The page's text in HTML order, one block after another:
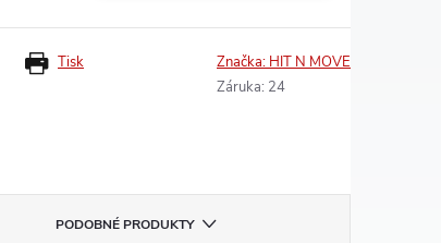
Tisk Značka: HIT N MOVE
Záruka: 24
PODOBNÉ PRODUKTY